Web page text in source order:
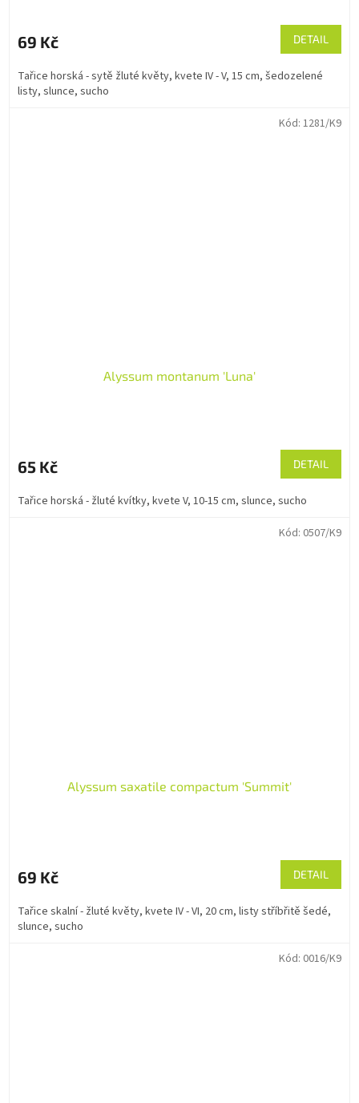
69 Kč DETAIL
Tařice horská - sytě žluté květy, kvete IV - V, 15 cm, šedozelené
listy, slunce, sucho
Alyssum montanum 'Luna'
65 Kč DETAIL
Tařice horská - žluté kvítky, kvete V, 10-15 cm, slunce, sucho
Kód: 1281/K9
Alyssum saxatile compactum 'Summit'
69 Kč DETAIL
Tařice skalní - žluté květy, kvete IV - VI, 20 cm, listy stříbřitě šedé,
slunce, sucho
Kód: 0507/K9
Kód: 0016/K9